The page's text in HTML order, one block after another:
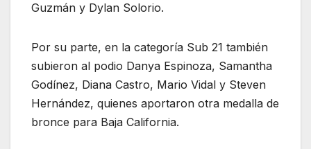
Guzmán y Dylan Solorio.
Por su parte, en la categoría Sub 21 también
subieron al podio Danya Espinoza, Samantha
Godínez, Diana Castro, Mario Vidal y Steven
Hernández, quienes aportaron otra medalla de
bronce para Baja California.